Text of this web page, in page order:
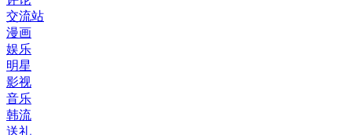
交流站
漫画
娱乐
明星
影视
音乐
韩流
送礼